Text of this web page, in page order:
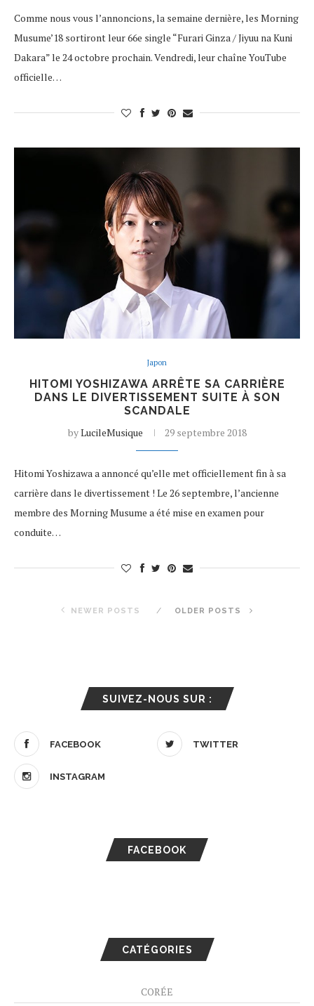
Comme nous vous l’annoncions, la semaine dernière, les Morning
Musume’18 sortiront leur 66e single “Furari Ginza / Jiyuu na Kuni
Dakara” le 24 octobre prochain. Vendredi, leur chaîne YouTube
officielle…
Japon
HITOMI YOSHIZAWA ARRÊTE SA CARRIÈRE
DANS LE DIVERTISSEMENT SUITE À SON
SCANDALE
byLucileMusique 29 septembre 2018
Hitomi Yoshizawa a annoncé qu’elle met officiellement fin à sa
carrière dans le divertissement ! Le 26 septembre, l’ancienne
membre des Morning Musume a été mise en examen pour
conduite…
NEWER POSTS OLDER POSTS
SUIVEZ-NOUS SUR :
FACEBOOK TWITTER
INSTAGRAM
FACEBOOK
CATÉGORIES
CORÉE